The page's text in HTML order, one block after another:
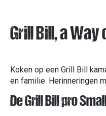
Grill Bill, a Way
Koken op een Grill Bill
en familie. Herinneringen
De Grill Bill pro